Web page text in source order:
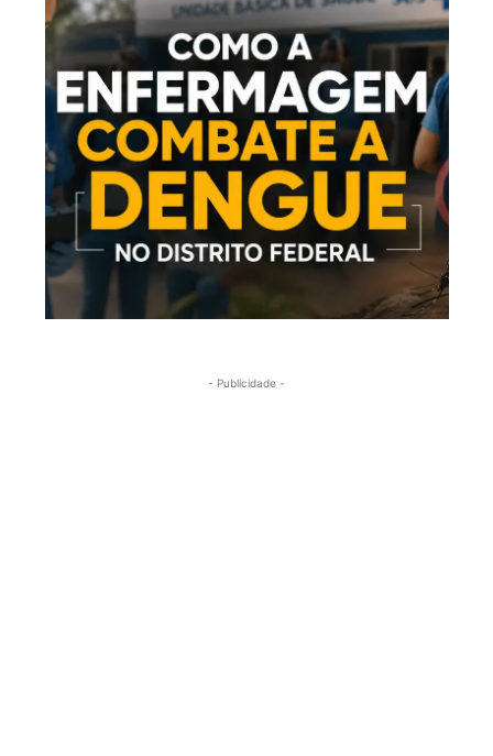
- Publicidade -